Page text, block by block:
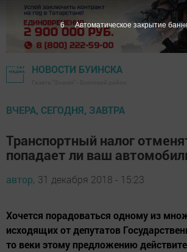
НОВОСТИ БУИНСКА
ВЧЕРА, СЕГОДНЯ, ЗАВТРА
Транспортный налог
попадает ли ваш
автор, 31 декабря 2018 - 15:23
Хочется порадоваться одному из
исходящих от депутатов
то веки этому предложению
5 Автоматическое закрытие